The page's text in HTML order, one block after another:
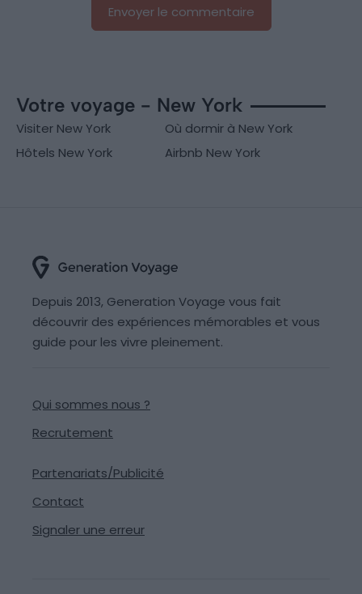
Votre voyage - New York
Visiter New York
Où dormir à New York
Hôtels New York
Airbnb New York
Depuis 2013, Generation Voyage vous fait
découvrir des expériences mémorables et vous
guide pour les vivre pleinement.
Qui sommes nous ?
Recrutement
Partenariats/Publicité
Contact
Signaler une erreur